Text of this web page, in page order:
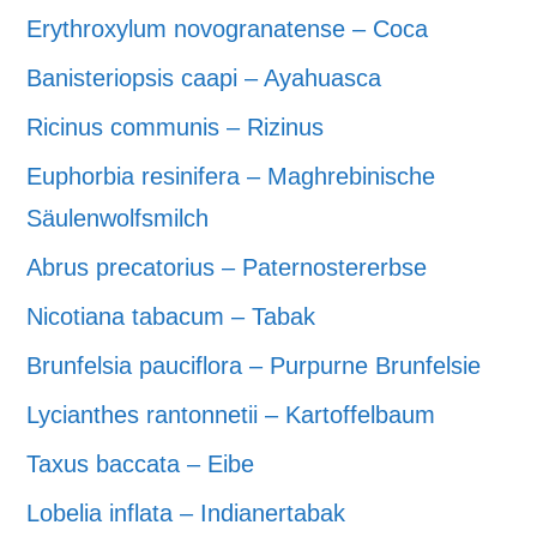
Erythroxylum novogranatense – Coca
Banisteriopsis caapi – Ayahuasca
Ricinus communis – Rizinus
Euphorbia resinifera – Maghrebinische
Säulenwolfsmilch
Abrus precatorius – Paternostererbse
Nicotiana tabacum – Tabak
Brunfelsia pauciflora – Purpurne Brunfelsie
Lycianthes rantonnetii – Kartoffelbaum
Taxus baccata – Eibe
Lobelia inflata – Indianertabak